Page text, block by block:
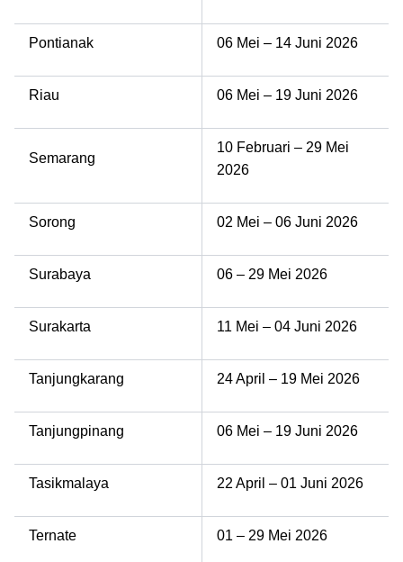
Pontianak 06 Mei – 14 Juni 2026
Riau 06 Mei – 19 Juni 2026
Semarang
10 Februari – 29 Mei
2026
Sorong 02 Mei – 06 Juni 2026
Surabaya 06 – 29 Mei 2026
Surakarta 11 Mei – 04 Juni 2026
Tanjungkarang 24 April – 19 Mei 2026
Tanjungpinang 06 Mei – 19 Juni 2026
Tasikmalaya 22 April – 01 Juni 2026
Ternate 01 – 29 Mei 2026